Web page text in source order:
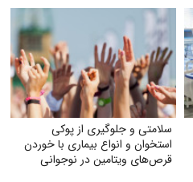
سلامتی و جلوگیری از پوکی
استخوان و انواع بیماری با خوردن
قرص‌های ویتامین در نوجوانی